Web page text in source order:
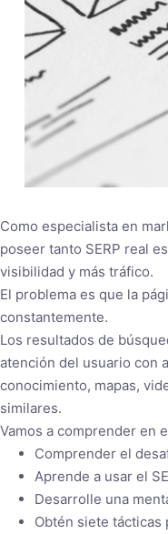
Como especialista en
poseer tanto SERP real
visibilidad y más tráfico.
El problema es que la
constantemente.
Los resultados de
atención del usuario con
conocimiento, mapas,
similares.
Vamos a comprender en
Comprender el
Aprende a usar el
Desarrolle una
Obtén siete tácticas